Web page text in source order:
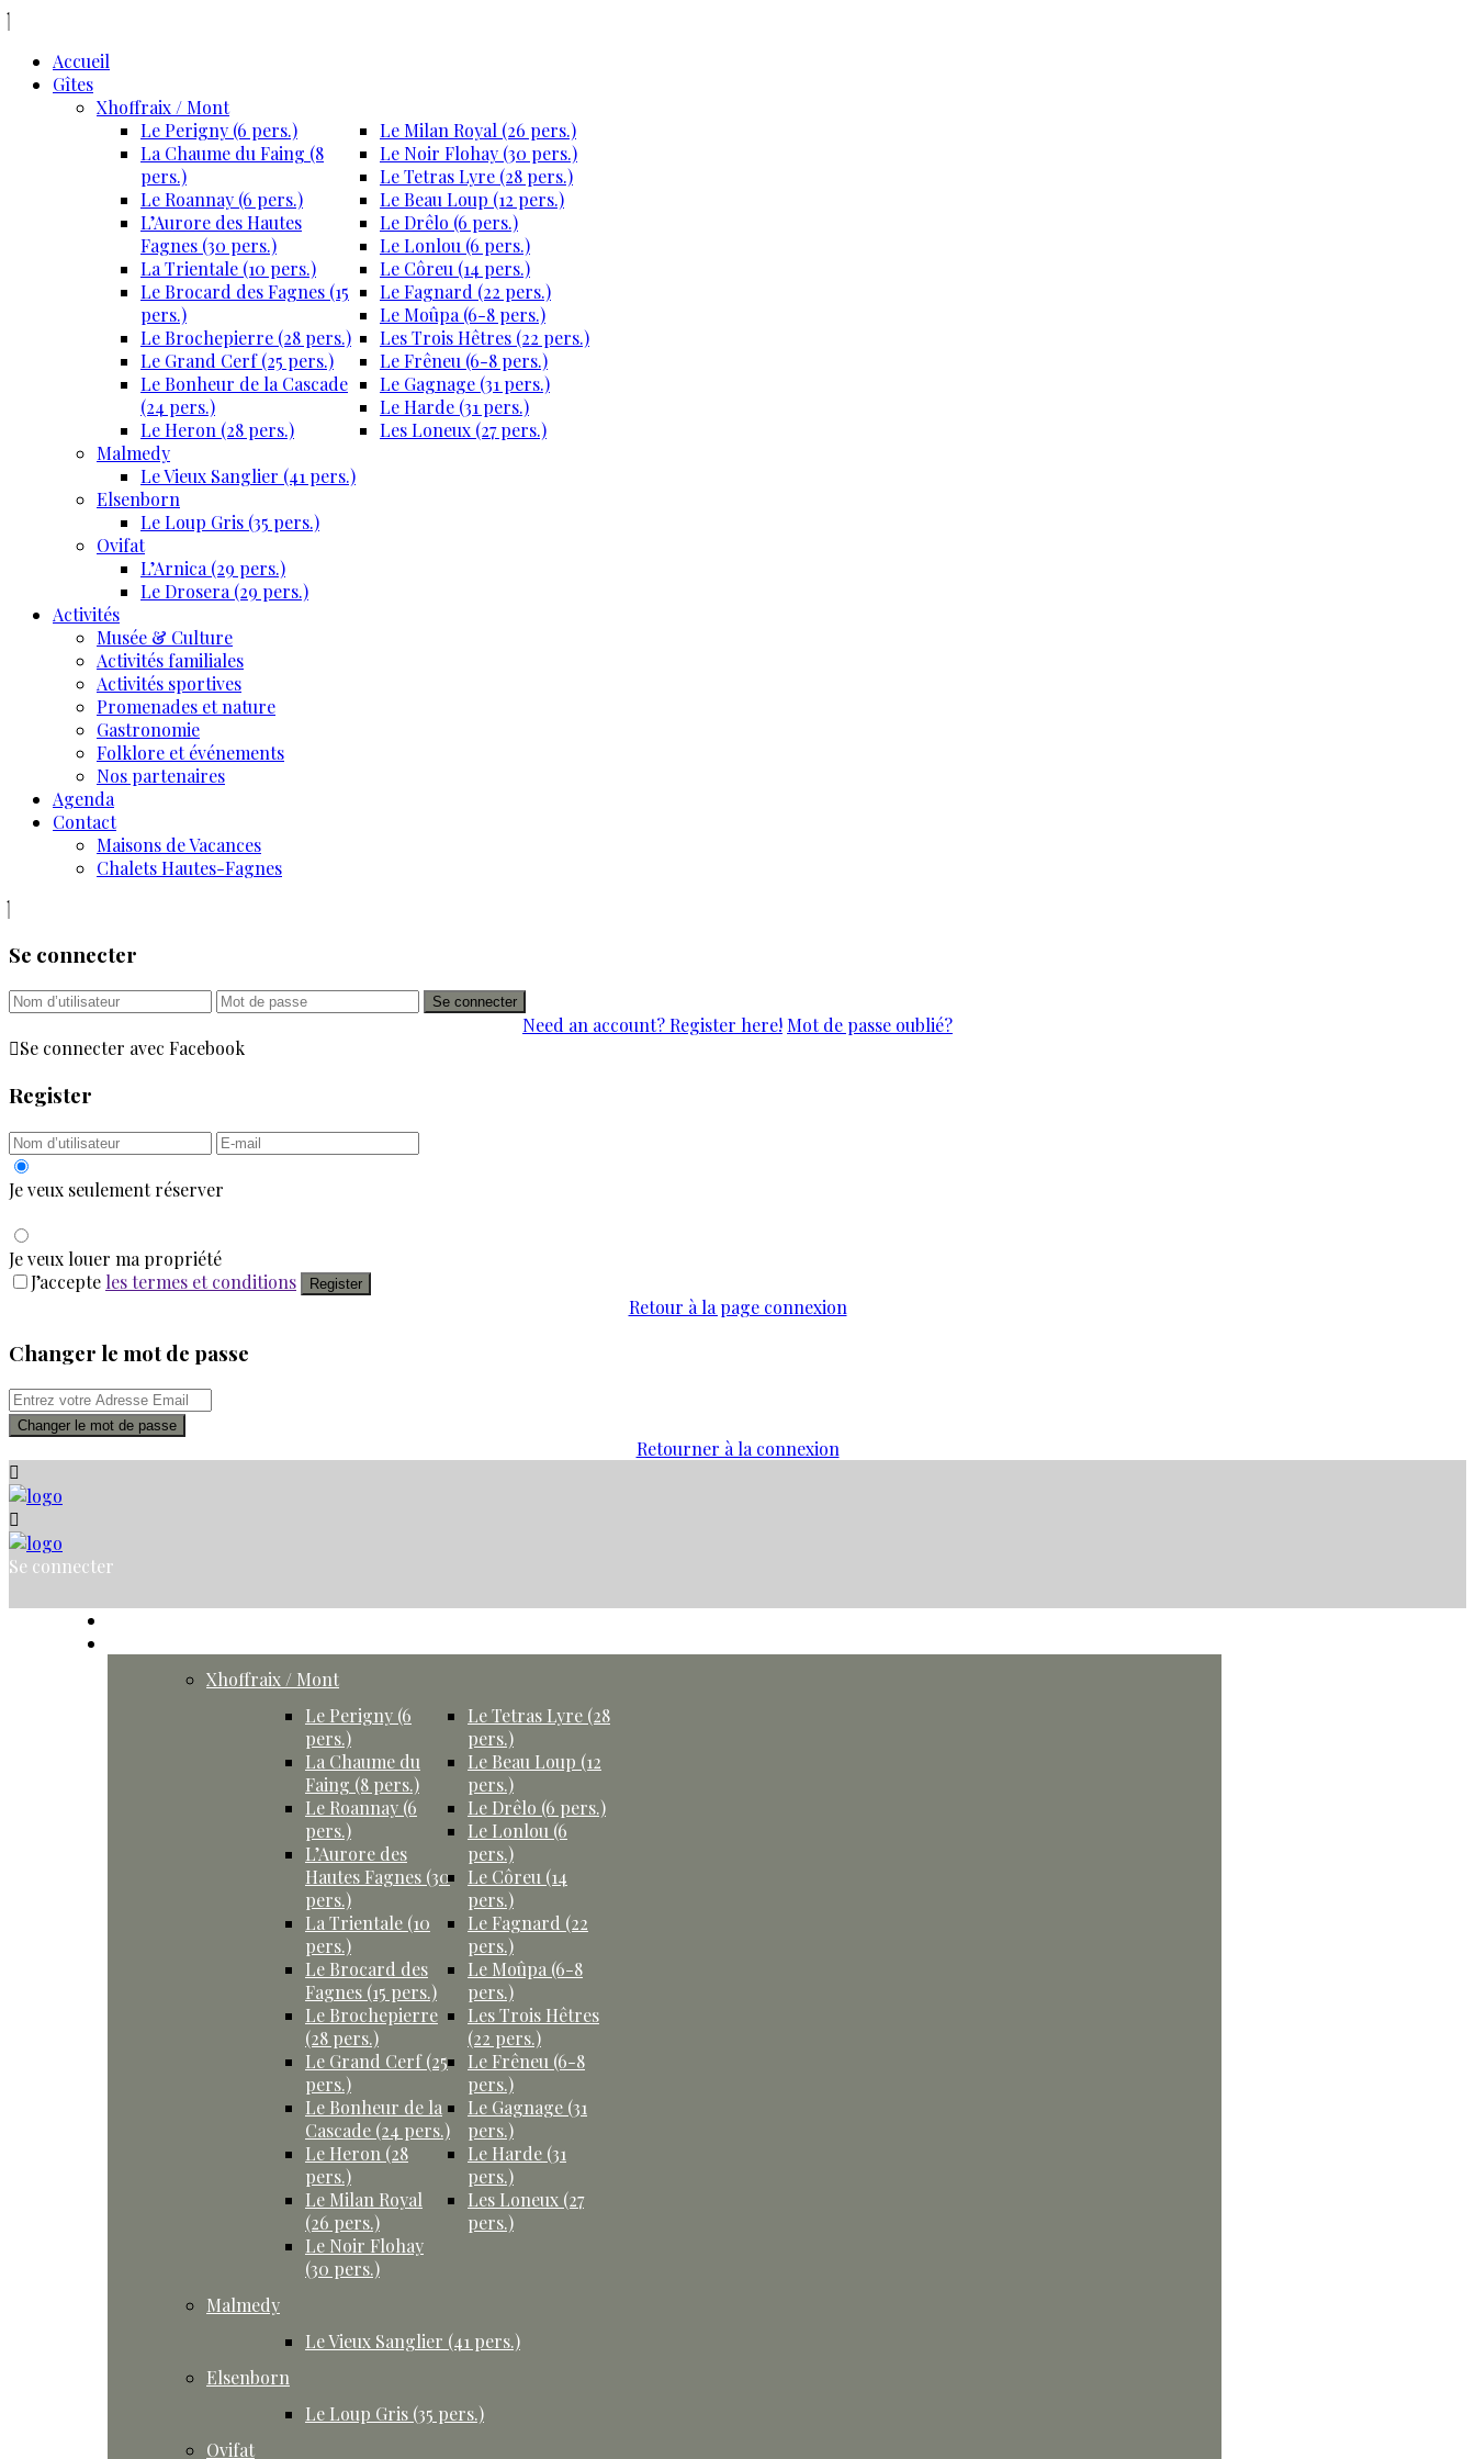
Accueil
Gîtes
Xhoffraix / Mont
Le Perigny (6 pers.)
La Chaume du Faing (8
pers.)
Le Roannay (6 pers.)
L’Aurore des Hautes
Fagnes (30 pers.)
La Trientale (10 pers.)
Le Brocard des Fagnes (15
pers.)
Le Brochepierre (28 pers.)
Le Grand Cerf (25 pers.)
Le Bonheur de la Cascade
(24 pers.)
Le Heron (28 pers.)
Le Milan Royal (26 pers.)
Le Noir Flohay (30 pers.)
Le Tetras Lyre (28 pers.)
Le Beau Loup (12 pers.)
Le Drêlo (6 pers.)
Le Lonlou (6 pers.)
Le Côreu (14 pers.)
Le Fagnard (22 pers.)
Le Moûpa (6-8 pers.)
Les Trois Hêtres (22 pers.)
Le Frêneu (6-8 pers.)
Le Gagnage (31 pers.)
Le Harde (31 pers.)
Les Loneux (27 pers.)
Malmedy
Le Vieux Sanglier (41 pers.)
Elsenborn
Le Loup Gris (35 pers.)
Ovifat
L’Arnica (29 pers.)
Le Drosera (29 pers.)
Activités
Musée & Culture
Activités familiales
Activités sportives
Promenades et nature
Gastronomie
Folklore et événements
Nos partenaires
Agenda
Contact
Maisons de Vacances
Chalets Hautes-Fagnes
Se connecter
Se connecter
Need an account? Register here! Mot de passe oublié?
Se connecter avec Facebook
Register
Je veux seulement réserver
Je veux louer ma propriété
J’accepte les termes et conditions Register
Retour à la page connexion
Changer le mot de passe
Changer le mot de passe
Retourner à la connexion
Se connecter
Xhoffraix / Mont
Le Perigny (6
pers.)
La Chaume du
Faing (8 pers.)
Le Roannay (6
pers.)
L’Aurore des
Hautes Fagnes (30
pers.)
La Trientale (10
pers.)
Le Brocard des
Fagnes (15 pers.)
Le Brochepierre
(28 pers.)
Le Grand Cerf (25
pers.)
Le Bonheur de la
Cascade (24 pers.)
Le Heron (28
pers.)
Le Milan Royal
(26 pers.)
Le Noir Flohay
(30 pers.)
Le Tetras Lyre (28
pers.)
Le Beau Loup (12
pers.)
Le Drêlo (6 pers.)
Le Lonlou (6
pers.)
Le Côreu (14
pers.)
Le Fagnard (22
pers.)
Le Moûpa (6-8
pers.)
Les Trois Hêtres
(22 pers.)
Le Frêneu (6-8
pers.)
Le Gagnage (31
pers.)
Le Harde (31
pers.)
Les Loneux (27
pers.)
Malmedy
Le Vieux Sanglier (41 pers.)
Elsenborn
Le Loup Gris (35 pers.)
Ovifat